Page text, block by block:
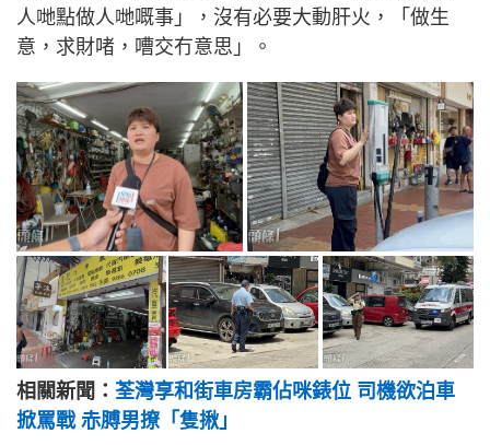
人哋點做人哋嘅事」，沒有必要大動肝火，「做生
意，求財啫，嘈交冇意思」。
相關新聞： 荃灣享和街車房霸佔咪錶位 司機欲泊車
掀罵戰 赤膊男撩「隻揪」